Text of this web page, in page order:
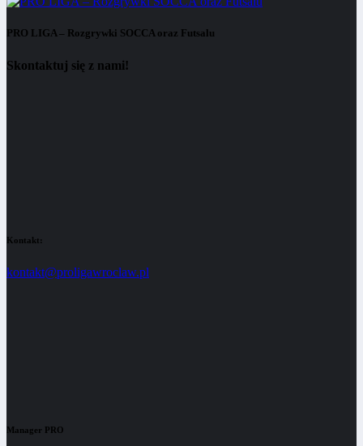
PRO LIGA – Rozgrywki SOCCA oraz Futsalu
Skontaktuj się z nami!
Kontakt:
kontakt@proligawroclaw.pl
Manager PRO